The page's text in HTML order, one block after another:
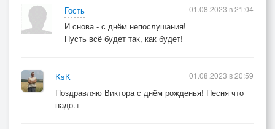
Гость
И снова - с днём непослушания!
Пусть всё будет так, как будет!
01.08.2023 в 21:04
KsK
Поздравляю Виктора с днём рожденья! Песня что
надо.+
01.08.2023 в 20:59